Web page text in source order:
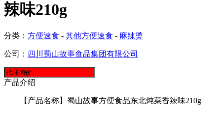
辣味210g
分类： 方便速食 - 其他方便速食 - 麻辣烫
公司： 四川蜀山故事食品集团有限公司
产品介绍
【产品名称】蜀山故事方便食品东北炖菜香辣味210g